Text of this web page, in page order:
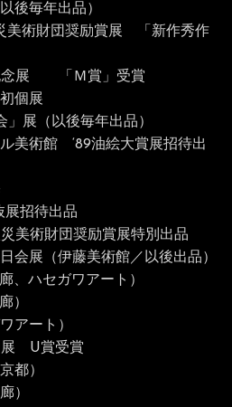
年出品）
術財団奨励賞展 「新作秀作
展 「Ｍ賞」受賞
展
以後毎年出品）
館 ‘89油絵大賞展招待出
待出品
美術財団奨励賞展特別出品
伊藤美術館／以後出品）
ハセガワアート）
）
ート）
U賞受賞
都）